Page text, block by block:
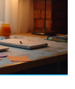
кэширования и